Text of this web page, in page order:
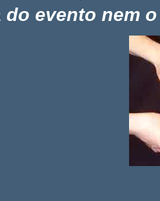
do evento nem